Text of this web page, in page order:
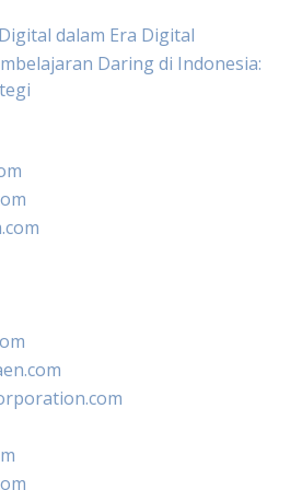
dalam Era Digital
Daring di Indonesia: